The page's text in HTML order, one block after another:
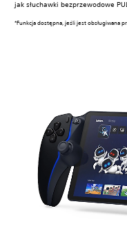
jak słuchawki bezprzewodowe
*Funkcja dostępna, jeśli jest obsługiwana